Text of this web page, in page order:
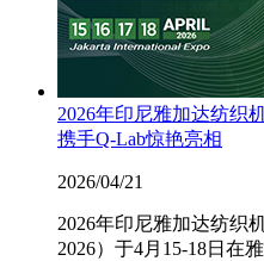
2026年印尼雅加达纺织
携手Q-Lab惊艳亮相
2026/04/21
2026年印尼雅加达纺织
2026）于4月15-18日在